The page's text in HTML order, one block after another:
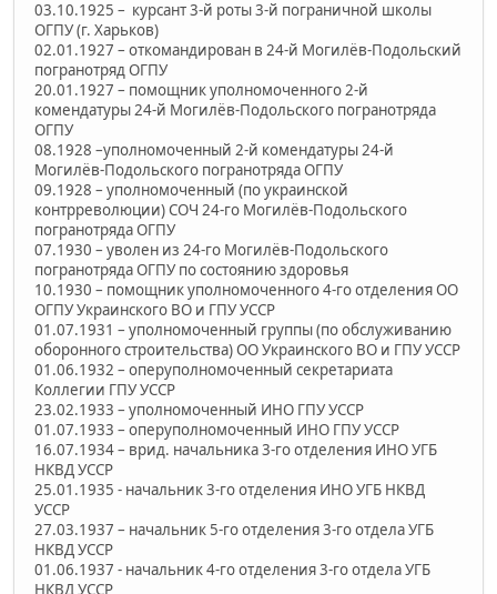
03.10.1925 – курсант 3-й роты 3-й пограничной школы
ОГПУ (г. Харьков)
02.01.1927 – откомандирован в 24-й Могилёв-Подольский
погранотряд ОГПУ
20.01.1927 – помощник уполномоченного 2-й
комендатуры 24-й Могилёв-Подольского погранотряда
ОГПУ
08.1928 –уполномоченный 2-й комендатуры 24-й
Могилёв-Подольского погранотряда ОГПУ
09.1928 – уполномоченный (по украинской
контрреволюции) СОЧ 24-го Могилёв-Подольского
погранотряда ОГПУ
07.1930 – уволен из 24-го Могилёв-Подольского
погранотряда ОГПУ по состоянию здоровья
10.1930 – помощник уполномоченного 4-го отделения ОО
ОГПУ Украинского ВО и ГПУ УССР
01.07.1931 – уполномоченный группы (по обслуживанию
оборонного строительства) ОО Украинского ВО и ГПУ УССР
01.06.1932 – оперуполномоченный секретариата
Коллегии ГПУ УССР
23.02.1933 – уполномоченный ИНО ГПУ УССР
01.07.1933 – оперуполномоченный ИНО ГПУ УССР
16.07.1934 – врид. начальника 3-го отделения ИНО УГБ
НКВД УССР
25.01.1935 - начальник 3-го отделения ИНО УГБ НКВД
УССР
27.03.1937 – начальник 5-го отделения 3-го отдела УГБ
НКВД УССР
01.06.1937 - начальник 4-го отделения 3-го отдела УГБ
НКВД УССР